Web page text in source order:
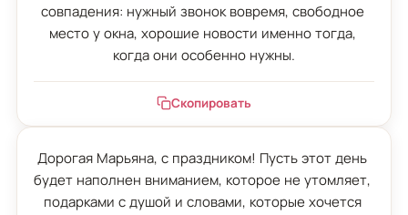
совпадения: нужный звонок вовремя, свободное
место у окна, хорошие новости именно тогда,
когда они особенно нужны.
Скопировать
Дорогая Марьяна, с праздником! Пусть этот день
будет наполнен вниманием, которое не утомляет,
подарками с душой и словами, которые хочется